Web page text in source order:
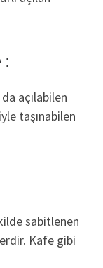
açılabilen
taşınabilen
sabitlenen
Kafe gibi